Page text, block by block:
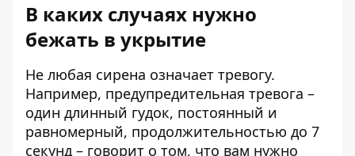
В каких случаях нужно
бежать в укрытие
Не любая сирена означает тревогу.
Например, предупредительная тревога –
один длинный гудок, постоянный и
равномерный, продолжительностью до 7
секунд – говорит о том, что вам нужно